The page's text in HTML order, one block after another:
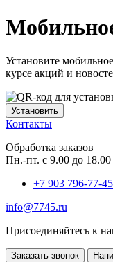
Установите
курсе акций и
Установить
Контакты
Обработка заказов
Пн.-пт. с 9.00 до 18.00
+7 903 796-77-45
info@7745.ru
Присоединяйтесь к
Заказать звонок